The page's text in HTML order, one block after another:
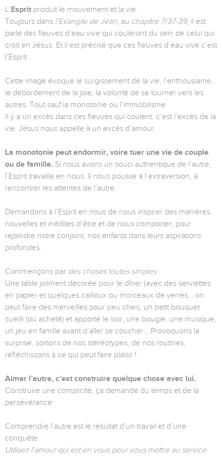
L’Esprit produit le mouvement et la vie.
Toujours dans l’Evangile de Jean, au chapitre 7/37-39, il est
parlé des fleuves d’eau vive qui couleront du sein de celui qui
croit en Jésus. Et il est précisé que ces fleuves d’eau vive c’est
l’Esprit .
Cette image évoque le surgissement de la vie, l’enthousiame,
le débordement de la joie, la volonté de se tourner vers les
autres. Tout sauf la monotonie ou l’immobilisme.
Il y a un excès dans ces fleuves qui coulent: c’est l’excès de la
vie. Jésus nous appelle à un excès d’amour.
La monotonie peut endormir, voire tuer une vie de couple
ou de famille. Si nous avons un souci authentique de l’autre,
l’Esprit travaille en nous. Il nous pousse à l’extraversion, à
rencontrer les attentes de l’autre.
Demandons à l’Esprit en nous de nous inspirer des manières
nouvelles et inédites d’être et de nous comporter, pour
rejoindre notre conjoint, nos enfants dans leurs aspirations
profondes.
Commençons par des choses toutes simples :
Une table joliment décorée pour le dîner (avec des serviettes
en papier et quelques cailloux ou morceaux de verres… on
peut faire des merveilles pour peu cher), un petit bouquet
cueilli (ou acheté) et apporté le soir, une bougie, une musique,
un jeu en famille avant d’aller se coucher… Provoquons la
surprise, sortons de nos stéréotypes, de nos routines,
réfléchissons à ce qui peut faire plaisir !
Aimer l’autre, c’est construire quelque chose avec lui.
Construire une complicité, ça demande du temps et de la
persévérance.
Comprendre l’autre est le résultat d’un travail et d’une
conquête.
Utilisez l’amour qui est en vous pour vous mettre au service